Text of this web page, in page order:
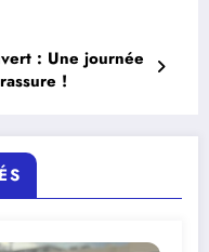
: Une journée
!